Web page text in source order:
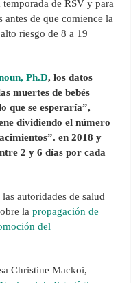
de RSV y para
antes de que comience la
riesgo de 8 a 19
Ph.D, los datos
muertes de bebés
que se esperaría”,
dividiendo el número
en 2018 y
2 y 6 días por cada
autoridades de salud
lapropagación de
del
Christine Mackoi,